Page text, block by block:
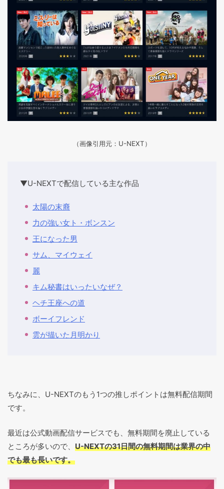
（画像引用元：U-NEXT）
▼U-NEXTで配信している主な作品
太陽の末裔
力の強い女ト・ボンスン
王になった男
サム、マイウェイ
麗
キム秘書はいったいなぜ？
ヘチ王座への道
ボーイフレンド
雲が描いた月明かり
ちなみに、U-NEXTのもう1つの推しポイントは無料配信期間
です。
最近は公式動画配信サービスでも、無料期間を廃止している
ところが多いので、 U-NEXTの31日間の無料期間は業界の中
でも最も長いです。